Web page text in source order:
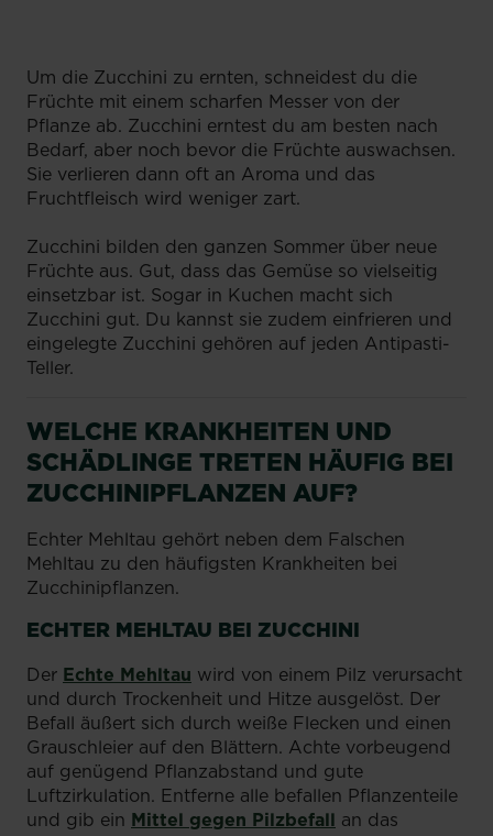
Um die Zucchini zu ernten, schneidest du die
Früchte mit einem scharfen Messer von der
Pflanze ab. Zucchini erntest du am besten nach
Bedarf, aber noch bevor die Früchte auswachsen.
Sie verlieren dann oft an Aroma und das
Fruchtfleisch wird weniger zart.
Zucchini bilden den ganzen Sommer über neue
Früchte aus. Gut, dass das Gemüse so vielseitig
einsetzbar ist. Sogar in Kuchen macht sich
Zucchini gut. Du kannst sie zudem einfrieren und
eingelegte Zucchini gehören auf jeden Antipasti-
Teller.
WELCHE KRANKHEITEN UND
SCHÄDLINGE TRETEN HÄUFIG BEI
ZUCCHINIPFLANZEN AUF?
Echter Mehltau gehört neben dem Falschen
Mehltau zu den häufigsten Krankheiten bei
Zucchinipflanzen.
ECHTER MEHLTAU BEI ZUCCHINI
Der Echte Mehltau wird von einem Pilz verursacht
und durch Trockenheit und Hitze ausgelöst. Der
Befall äußert sich durch weiße Flecken und einen
Grauschleier auf den Blättern. Achte vorbeugend
auf genügend Pflanzabstand und gute
Luftzirkulation. Entferne alle befallen Pflanzenteile
und gib ein Mittel gegen Pilzbefall an das